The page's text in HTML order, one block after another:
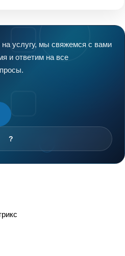
услугу, мы свяжемся с вами
и ответим на все
?